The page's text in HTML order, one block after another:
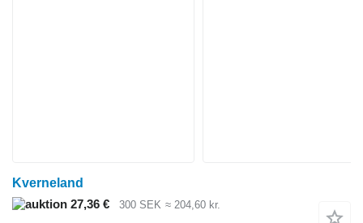
Kverneland
27,36 €
300 SEK ≈ 204,60 kr.